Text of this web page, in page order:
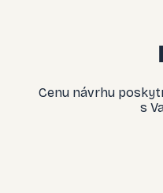
Cenu návrhu
s